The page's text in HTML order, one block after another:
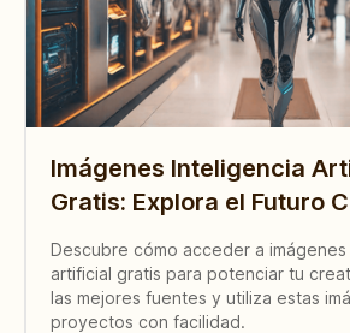
Imágenes Inteligencia
Gratis: Explora el Futuro
Descubre cómo acceder a
artificial gratis para potenciar tu
las mejores fuentes y utiliza estas
proyectos con facilidad.